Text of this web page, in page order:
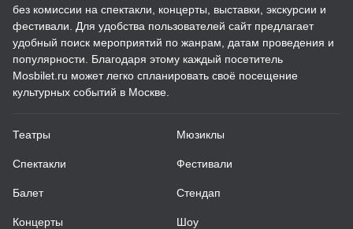
без комиссии на спектакли, концерты, выставки, экскурсии и
фестивали. Для удобства пользователей сайт предлагает
удобный поиск мероприятий по жанрам, датам проведения и
популярности. Благодаря этому каждый посетитель
Mosbilet.ru может легко спланировать своё посещение
культурных событий в Москве.
Театры
Спектакли
Балет
Концерты
Мюзиклы
Фестивали
Стендап
Шоу